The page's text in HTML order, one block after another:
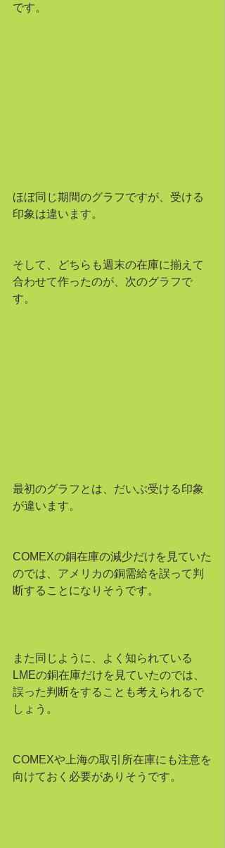
です。
ほぼ同じ期間のグラフですが、受ける
印象は違います。
そして、どちらも週末の在庫に揃えて
合わせて作ったのが、次のグラフで
す。
最初のグラフとは、だいぶ受ける印象
が違います。
COMEXの銅在庫の減少だけを見ていた
のでは、アメリカの銅需給を誤って判
断することになりそうです。
また同じように、よく知られている
LMEの銅在庫だけを見ていたのでは、
誤った判断をすることも考えられるで
しょう。
COMEXや上海の取引所在庫にも注意を
向けておく必要がありそうです。